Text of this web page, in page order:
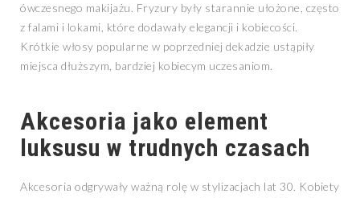
ówczesnego makijażu. Fryzury były starannie ułożone, często
z falami i lokami, które dodawały elegancji i kobiecości.
Krótkie włosy popularne w poprzedniej dekadzie ustąpiły
miejsca dłuższym, bardziej kobiecym uczesaniom.
Akcesoria jako element
luksusu w trudnych czasach
Akcesoria odgrywały ważną rolę w stylizacjach lat 30. Kobiety